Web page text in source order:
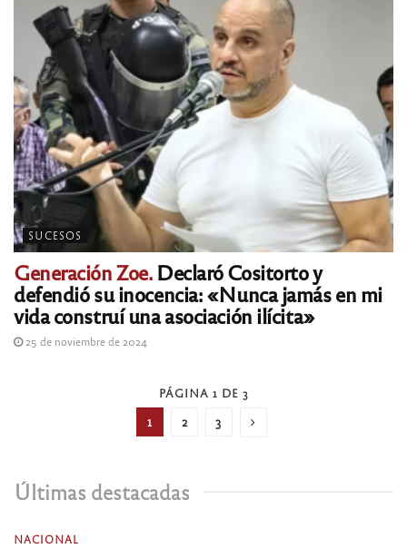
SUCESOS
Generación Zoe.Declaró Cositorto y
defendió su inocencia: «Nunca jamás en mi
vida construí una asociación ilícita»
25 de noviembre de 2024
PÁGINA 1 DE 3
1 2 3
Últimas destacadas
NACIONAL